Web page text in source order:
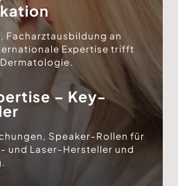
Facharztausbildung an
Expertise trifft
– Key-
Speaker-Rollen für
und Laser-Hersteller und